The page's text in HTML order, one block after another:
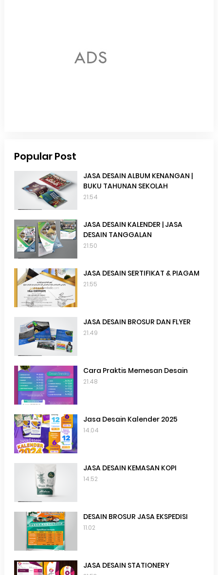
Popular Post
JASA DESAIN ALBUM KENANGAN |
BUKU TAHUNAN SEKOLAH
21.54
JASA DESAIN KALENDER | JASA
DESAIN TANGGALAN
21.50
JASA DESAIN SERTIFIKAT & PIAGAM
21.55
JASA DESAIN BROSUR DAN FLYER
21.49
Cara Praktis Memesan Desain
21.48
Jasa Desain Kalender 2025
14.04
JASA DESAIN KEMASAN KOPI
14.52
DESAIN BROSUR JASA EKSPEDISI
11.02
JASA DESAIN STATIONERY